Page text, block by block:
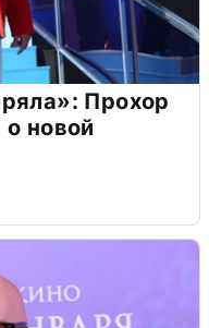
Прохор
новой